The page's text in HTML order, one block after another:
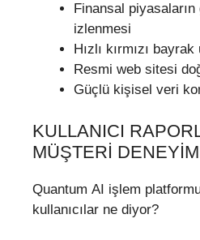
Finansal
izlenmesi
Hızlı kırmızı bayrak
Resmi web sitesi
Güçlü kişisel veri
KULLANICI
MÜŞTERI
Quantum AI işlem
kullanıcılar ne diyor?